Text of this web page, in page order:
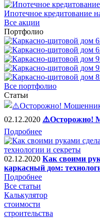
Ипотечное кредитование
Все акции
Портфолио
Все портфолио
Статьи
02.12.2020 ⚠️Осторожно!
Подробнее
02.12.2020 Как своими
каркасный дом:
Подробнее
Все статьи
Калькулятор
стоимости
строительства